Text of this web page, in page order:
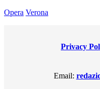
Opera Verona
Privacy
Email: